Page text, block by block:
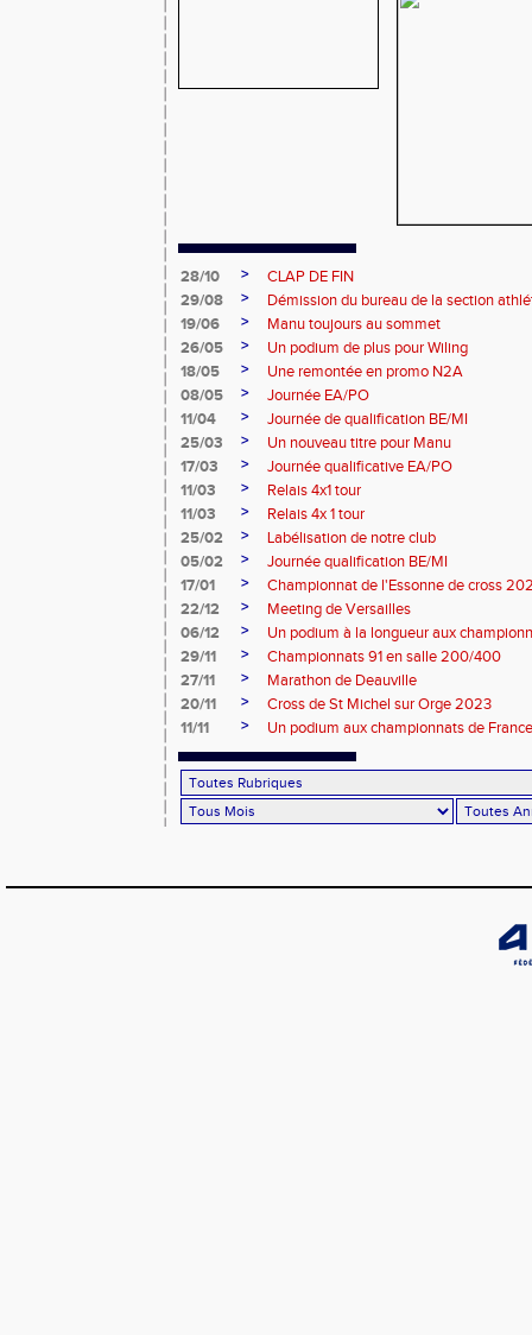
28/10 >
CLAP DE FIN
29/08
>
Démission du bureau de la section
19/06
>
Manu toujours au sommet
26/05
>
Un podium de plus pour Wiling
18/05
>
Une remontée en promo N2A
08/05
>
Journée EA/PO
11/04
>
Journée de qualification BE/MI
25/03
>
Un nouveau titre pour Manu
17/03
>
Journée qualificative EA/PO
11/03
>
Relais 4x1 tour
11/03
>
Relais 4x 1 tour
25/02
>
Labélisation de notre club
05/02
>
Journée qualification BE/MI
17/01
>
Championnat de l'Essonne de cross
22/12
>
Meeting de Versailles
06/12
>
Un podium à la longueur aux
29/11
>
Championnats 91 en salle 200/400
27/11
>
Marathon de Deauville
20/11
>
Cross de St Michel sur Orge 2023
11/11
> Un podium aux championnats de